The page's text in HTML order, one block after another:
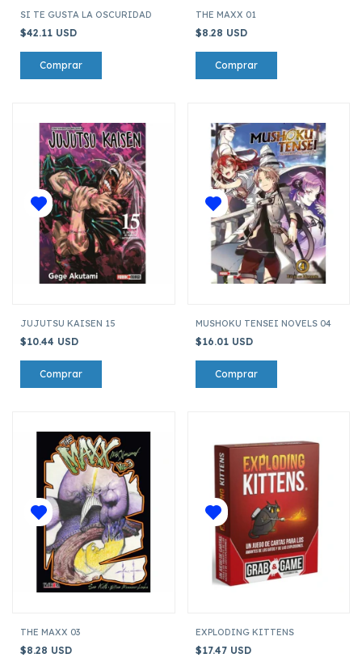
SI TE GUSTA LA OSCURIDAD
$42.11 USD
THE MAXX 01
$8.28 USD
JUJUTSU KAISEN 15
$10.44 USD
MUSHOKU TENSEI NOVELS 04
$16.01 USD
THE MAXX 03
$8.28 USD
EXPLODING KITTENS
$17.47 USD